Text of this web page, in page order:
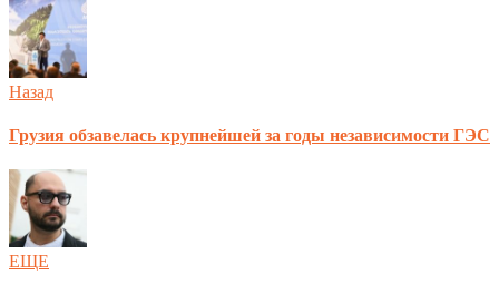
Назад
Грузия обзавелась крупнейшей за годы независимости ГЭС
ЕЩЕ